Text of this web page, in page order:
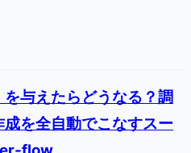
与えたらどうなる？調
を全自動でこなすスー